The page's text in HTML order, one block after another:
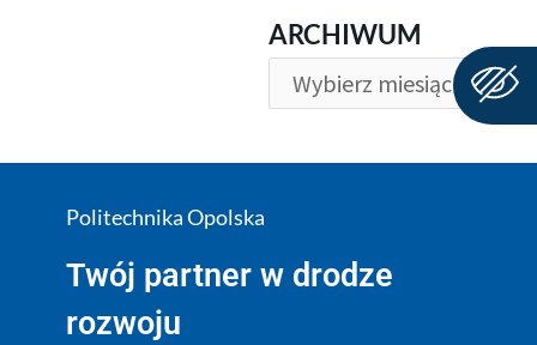
ARCHIWUM
ARCHIWUM
Politechnika Opolska
Twój partner w drodze
rozwoju